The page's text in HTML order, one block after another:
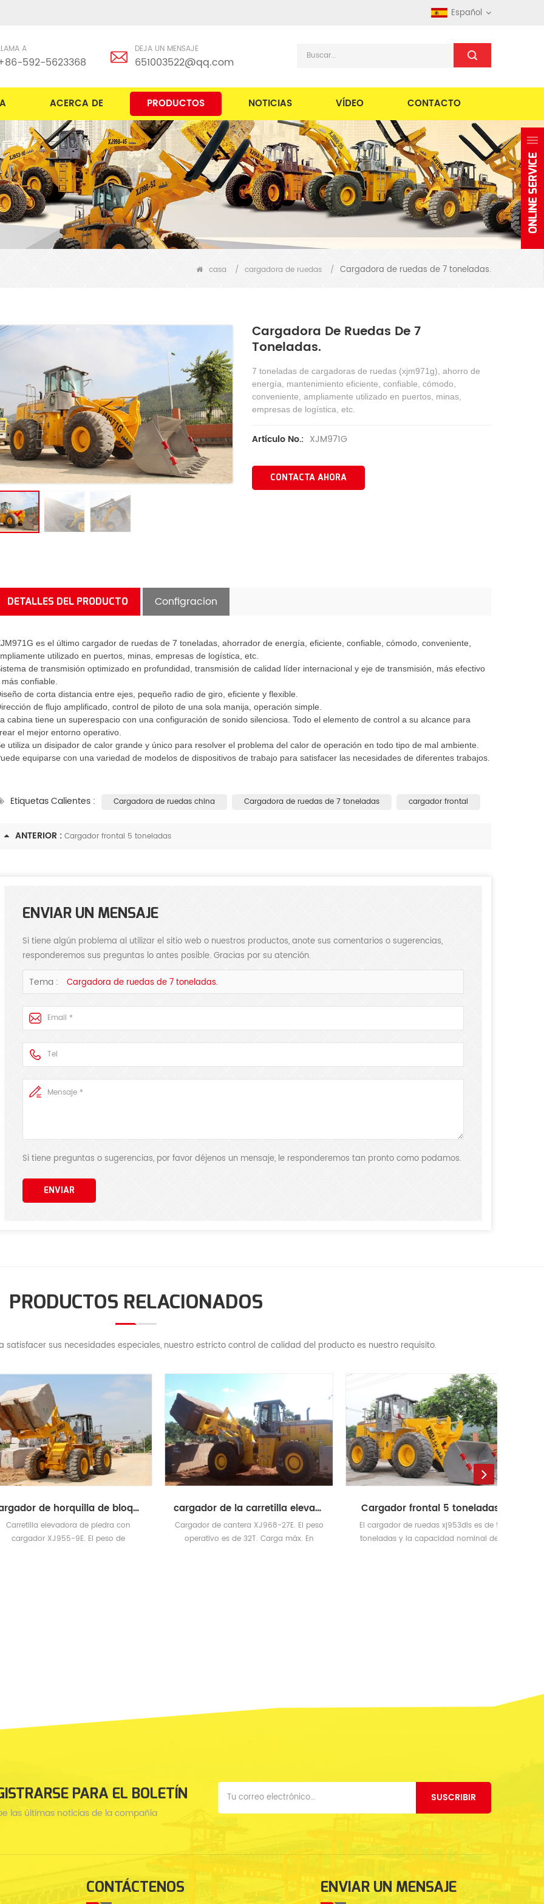
Español
A
592-5623368
DEJA UN MENSAJE
651003522@qq.com
ACERCA DE PRODUCTOS NOTICIAS VÍDEO CONTACTO
casa / cargadora de ruedas / Cargadora de ruedas de 7 toneladas.
The selection of forklift loader plays an important role in the construction of green mines
2025-08-26
Thes selection of
loader determines the efficiency
safety of mining operation.
to the national standard for
loader, forklift loader is defined ...
How to Choose Forklift Loaders Correctly
2025-06-20
The forklift-loader has four basic
functions in mining:prying
These basic functions determine the
meet the following condit...
forklift in China in 2007 to the
large-tonnage forklift (XJ998-52E) in
Cargadora De Ruedas De 7
Toneladas.
7 toneladas de cargadoras de ruedas (xjm971g), ahorro de
energía, mantenimiento eficiente, confiable, cómodo,
conveniente, ampliamente utilizado en puertos, minas,
empresas de logística, etc.
Artículo No.: XJM971G
CONTACTA AHORA
DETALLES DEL PRODUCTO Configracion
es el último cargador de ruedas de 7 toneladas, ahorrador de energía, eficiente, confiable, cómodo, conveniente,
utilizado en puertos, minas, empresas de logística, etc.
de transmisión optimizado en profundidad, transmisión de calidad líder internacional y eje de transmisión, más efectivo
más confiable.
de corta distancia entre ejes, pequeño radio de giro, eficiente y flexible.
de flujo amplificado, control de piloto de una sola manija, operación simple.
cabina tiene un superespacio con una configuración de sonido silenciosa. Todo el elemento de control a su alcance para
el mejor entorno operativo.
utiliza un disipador de calor grande y único para resolver el problema del calor de operación en todo tipo de mal ambiente.
equiparse con una variedad de modelos de dispositivos de trabajo para satisfacer las necesidades de diferentes trabajos.
Etiquetas Calientes : Cargadora de ruedas china Cargadora de ruedas de 7 toneladas cargador frontal
ANTERIOR : Cargador frontal 5 toneladas
ENVIAR UN MENSAJE
Si tiene algún problema al utilizar el sitio web o nuestros productos, anote sus comentarios o sugerencias,
responderemos sus preguntas lo antes posible. Gracias por su atención.
Tema : Cargadora de ruedas de 7 toneladas.
Si tiene preguntas o sugerencias, por favor déjenos un mensaje, le responderemos tan pronto como podamos.
ENVIAR
PRODUCTOS RELACIONADOS
sus necesidades especiales, nuestro estricto control de calidad del producto es nuestro requisito.
cargador de horquilla de bloque
elevadora de piedra con
XJ955-9E. El peso de
cargador de la carretilla elevadora de la mina
Cargador de cantera XJ968-27E. El peso
operativo es de 32T. Carga máx. En
Cargador frontal 5 toneladas
El cargador de ruedas xj953dls es de 5
toneladas y la capacidad nominal del
PARA EL BOLETÍN
las últimas noticias de la compañía
SUSCRIBIR
CONTÁCTENOS ENVIAR UN MENSAJE